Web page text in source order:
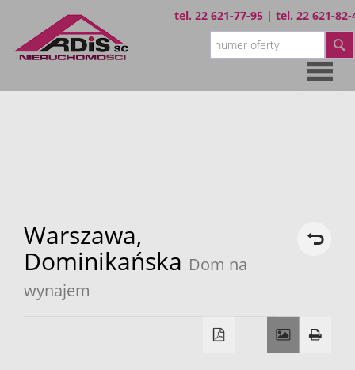
tel. 22 621-77-95 | tel. 22 621-82-
O
Warszawa,
Dominikańska Dom na
wynajem